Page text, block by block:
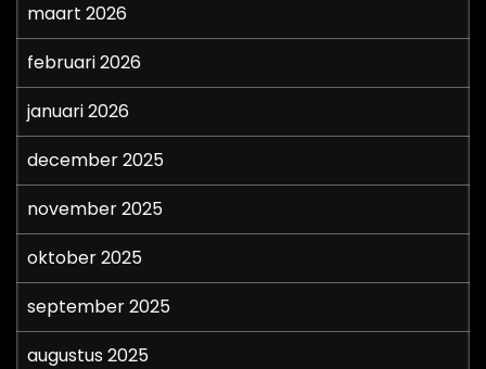
maart 2026
februari 2026
januari 2026
december 2025
november 2025
oktober 2025
september 2025
augustus 2025